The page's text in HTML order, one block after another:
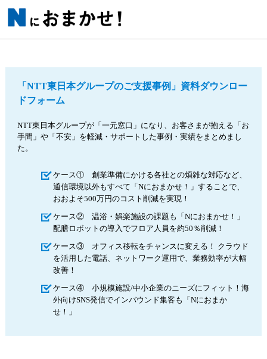
「NTT東日本グループのご支援事例」資料ダウンロー
ドフォーム
NTT東日本グループが「一元窓口」になり、お客さまが抱える「お
手間」や「不安」を軽減・サポートした事例・実績をまとめまし
た。
ケース① 創業準備にかける各社との煩雑な対応など、
通信環境以外もすべて「Nにおまかせ！」することで、
おおよそ500万円のコスト削減を実現！
ケース② 温浴・娯楽施設の課題も「Nにおまかせ！」
配膳ロボットの導入でフロア人員を約50％削減！
ケース③ オフィス移転をチャンスに変える！ クラウド
を活用した電話、ネットワーク運用で、業務効率が大幅
改善！
ケース④ 小規模施設/中小企業のニーズにフィット！海
外向けSNS発信でインバウンド集客も「Nにおまか
せ！」